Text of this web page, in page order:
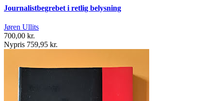
Journalistbegrebet i retlig belysning
Jøren Ullits
700,00 kr.
Nypris 759,95 kr.